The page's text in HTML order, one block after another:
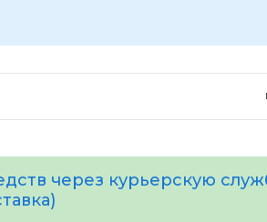
через курьерскую